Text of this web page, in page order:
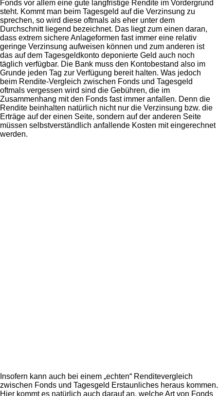
Fonds vor allem eine gute langfristige Rendite im Vordergrund
steht. Kommt man beim Tagesgeld auf die Verzinsung zu
sprechen, so wird diese oftmals als eher unter dem
Durchschnitt liegend bezeichnet. Das liegt zum einen daran,
dass extrem sichere Anlageformen fast immer eine relativ
geringe Verzinsung aufweisen können und zum anderen ist
das auf dem Tagesgeldkonto deponierte Geld auch noch
täglich verfügbar. Die Bank muss den Kontobestand also im
Grunde jeden Tag zur Verfügung bereit halten. Was jedoch
beim Rendite-Vergleich zwischen Fonds und Tagesgeld
oftmals vergessen wird sind die Gebühren, die im
Zusammenhang mit den Fonds fast immer anfallen. Denn die
Rendite beinhalten natürlich nicht nur die Verzinsung bzw. die
Erträge auf der einen Seite, sondern auf der anderen Seite
müssen selbstverständlich anfallende Kosten mit eingerechnet
werden.
Insofern kann auch bei einem „echten“ Renditevergleich
zwischen Fonds und Tagesgeld Erstaunliches heraus kommen.
Hier kommt es natürlich auch darauf an, welche Art von Fonds